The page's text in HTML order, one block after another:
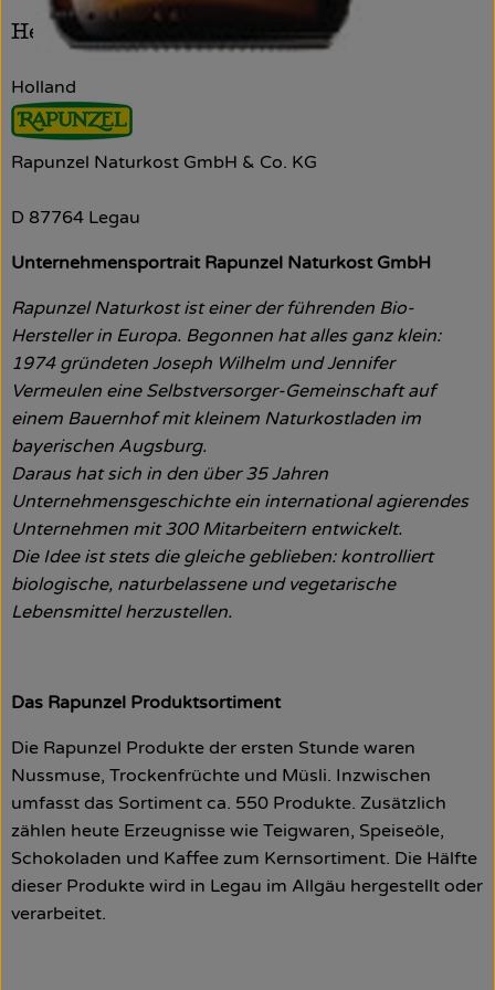
Hersteller: Rapunzel
Holland
Rapunzel Naturkost GmbH & Co. KG
D 87764 Legau
Unternehmensportrait Rapunzel Naturkost GmbH
Rapunzel Naturkost ist einer der führenden Bio-
Hersteller in Europa. Begonnen hat alles ganz klein:
1974 gründeten Joseph Wilhelm und Jennifer
Vermeulen eine Selbstversorger-Gemeinschaft auf
einem Bauernhof mit kleinem Naturkostladen im
bayerischen Augsburg.
Daraus hat sich in den über 35 Jahren
Unternehmensgeschichte ein international agierendes
Unternehmen mit 300 Mitarbeitern entwickelt.
Die Idee ist stets die gleiche geblieben: kontrolliert
biologische, naturbelassene und vegetarische
Lebensmittel herzustellen.
Das Rapunzel Produktsortiment
Die Rapunzel Produkte der ersten Stunde waren
Nussmuse, Trockenfrüchte und Müsli. Inzwischen
umfasst das Sortiment ca. 550 Produkte. Zusätzlich
zählen heute Erzeugnisse wie Teigwaren, Speiseöle,
Schokoladen und Kaffee zum Kernsortiment. Die Hälfte
dieser Produkte wird in Legau im Allgäu hergestellt oder
verarbeitet.